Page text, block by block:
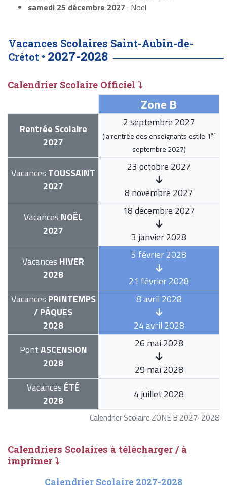
samedi 25 décembre 2027: Noël
Vacances Scolaires Saint-Aubin-de-
Crétot • 2027-2028
Calendrier Scolaire Officiel ⤵
Calendrier Scolaire ZONE B 2027-2028
Zone B
Rentrée Scolaire
2027
2 septembre 2027
(la rentrée des enseignants est le 1er
septembre 2027)
Vacances TOUSSAINT
2027
23 octobre 2027
8 novembre 2027
Vacances NOËL
2027
18 décembre 2027
3 janvier 2028
Vacances HIVER
2028
5 février 2028
21 février 2028
Vacances PRINTEMPS
/ PÂQUES
2028
8 avril 2028
24 avril 2028
PontASCENSION
2028
26 mai 2028
29 mai 2028
Vacances ÉTÉ
2028
4 juillet 2028
Calendriers Scolaires à télécharger / à
imprimer ⤵
Calendrier Scolaire 2027-2028